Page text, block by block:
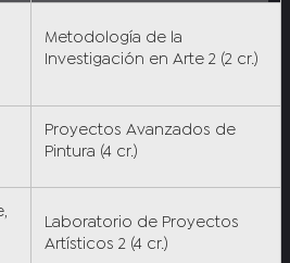
Metodología de la
Investigación en Arte 2 (2 cr.)
Proyectos Avanzados de
Pintura (4 cr.)
Laboratorio de Proyectos
Artísticos 2 (4 cr.)